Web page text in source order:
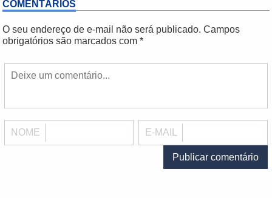
COMENTÁRIOS
O seu endereço de e-mail não será publicado. Campos
obrigatórios são marcados com *
NOME E-MAIL